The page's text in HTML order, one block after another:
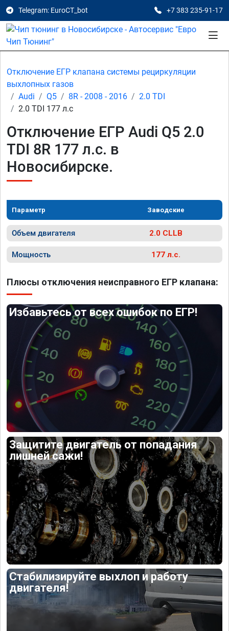
Telegram: EuroCT_bot +7 383 235-91-17
Отключение ЕГР клапана системы рециркуляции
выхлопных газов
Audi
Q5 8R - 2008 - 2016
2.0 TDI
2.0 TDI 177 л.с
Отключение ЕГР Audi Q5 2.0
TDI 8R 177 л.с. в
Новосибирске.
Параметр Заводские
Объем двигателя 2.0 CLLB
Мощность 177 л.с.
Плюсы отключения неисправного ЕГР клапана:
Избавьтесь от всех ошибок по ЕГР!
Защитите двигатель от попадания
лишней сажи!
Стабилизируйте выхлоп и работу
двигателя!